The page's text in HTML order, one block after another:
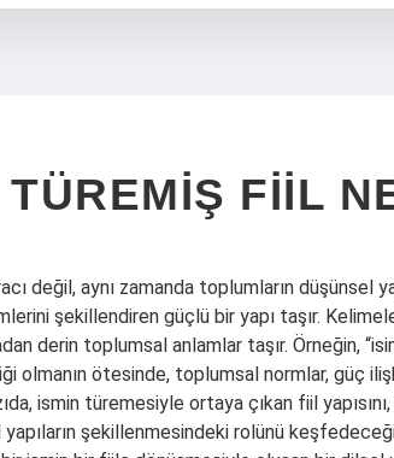
FIIL
değil, aynı zamanda toplumların düşünsel
şekillendiren güçlü bir yapı taşır.
derin toplumsal anlamlar taşır. Örneğin,
olmanın ötesinde, toplumsal normlar, güç
ismin türemesiyle ortaya çıkan fiil
şekillenmesindeki rolünü